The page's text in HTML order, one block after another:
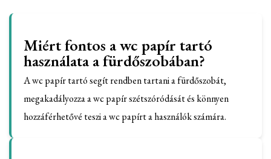
Miért fontos a wc papír tartó
használata a fürdőszobában?
A wc papír tartó segít rendben tartani a fürdőszobát,
megakadályozza a wc papír szétszóródását és könnyen
hozzáférhetővé teszi a wc papírt a használók számára.